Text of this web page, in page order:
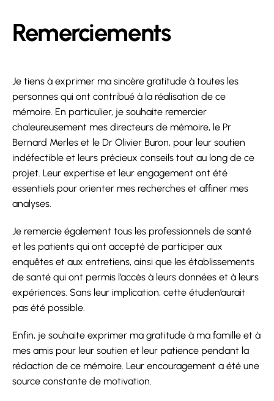
Remerciements
Je tiens à exprimer ma sincère gratitude à toutes les
personnes qui ont contribué à la réalisation de ce
mémoire. En particulier, je souhaite remercier
chaleureusement mes directeurs de mémoire, le Pr
Bernard Merles et le Dr Olivier Buron, pour leur soutien
indéfectible et leurs précieux conseils tout au long de ce
projet. Leur expertise et leur engagement ont été
essentiels pour orienter mes recherches et affiner mes
analyses.
Je remercie également tous les professionnels de santé
et les patients qui ont accepté de participer aux
enquêtes et aux entretiens, ainsi que les établissements
de santé qui ont permis l’accès à leurs données et à leurs
expériences. Sans leur implication, cette étuden’aurait
pas été possible.
Enfin, je souhaite exprimer ma gratitude à ma famille et à
mes amis pour leur soutien et leur patience pendant la
rédaction de ce mémoire. Leur encouragement a été une
source constante de motivation.